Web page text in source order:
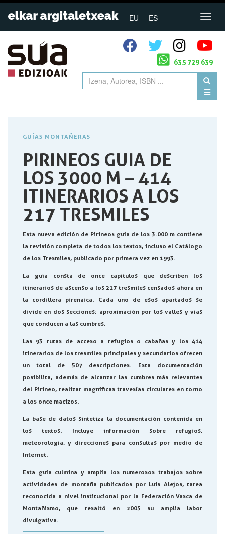
EU ES
635 729 639
GUÍAS MONTAÑERAS
PIRINEOS GUIA DE
LOS 3000 M – 414
ITINERARIOS A LOS
217 TRESMILES
Esta nueva edición de Pirineos guía de los 3.000 m contiene
la revisión completa de todos los textos, incluso el Catálogo
de los Tresmiles, publicado por primera vez en 1993.
La guía consta de once capítulos que describen los
itinerarios de ascenso a los 217 tresmiles censados ahora en
la cordillera pirenaica. Cada uno de esos apartados se
divide en dos secciones: aproximación por los valles y vías
que conducen a las cumbres.
Las 93 rutas de acceso a refugios o cabañas y los 414
itinerarios de los tresmiles principales y secundarios ofrecen
un total de 507 descripciones. Esta documentación
posibilita, además de alcanzar las cumbres más relevantes
del Pirineo, realizar magníficas travesías circulares en torno
a los once macizos.
La base de datos sintetiza la documentación contenida en
los textos. Incluye información sobre refugios,
meteorología, y direcciones para consultas por medio de
Internet.
Esta guía culmina y amplía los numerosos trabajos sobre
actividades de montaña publicados por Luis Alejos, tarea
reconocida a nivel institucional por la Federación Vasca de
Montañismo, que resaltó en 2005 su amplia labor
divulgativa.